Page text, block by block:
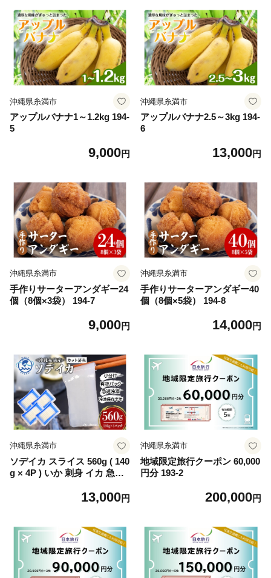
沖縄県糸満市
アップルバナナ1～1.2kg 194-
5
9,000円
沖縄県糸満市
アップルバナナ2.5～3kg 194-
6
13,000円
沖縄県糸満市
手作りサーターアンダギー24
個（8個×3袋） 194-7
9,000円
沖縄県糸満市
手作りサーターアンダギー40
個（8個×5袋） 194-8
14,000円
沖縄県糸満市
ソデイカ スライス 560g ( 140
g × 4P ) いか 刺身 イカ 急速
ト済み イカ刺し 訳あり 訳ア
物 産地直送 冷凍保存 半年 長
期保存 沖縄県 糸満市 那覇魚
13,000円
沖縄県糸満市
地域限定旅行クーポン 60,000
円分 193-2
200,000円